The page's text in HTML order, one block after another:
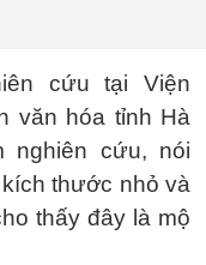
cứu tại Viện
văn hóa tỉnh Hà
nghiên cứu, nói
thước nhỏ và
thấy đây là mộ